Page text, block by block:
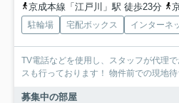
京成本線「江戸川」駅 徒歩23分
駐輪場 宅配ボックス インターネ
TV電話などを使用し、スタッフが代理
スも行っております！ 物件前での現地待
募集中の部屋